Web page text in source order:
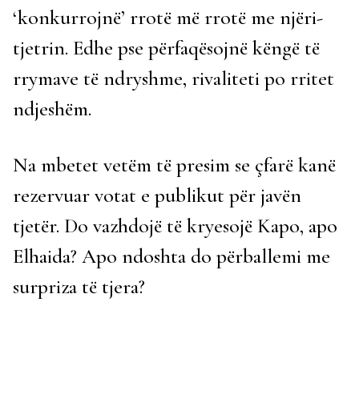
‘konkurrojnë’ rrotë më rrotë me njëri-
tjetrin. Edhe pse përfaqësojnë këngë të
rrymave të ndryshme, rivaliteti po rritet
ndjeshëm.
Na mbetet vetëm të presim se çfarë kanë
rezervuar votat e publikut për javën
tjetër. Do vazhdojë të kryesojë Kapo, apo
Elhaida? Apo ndoshta do përballemi me
surpriza të tjera?